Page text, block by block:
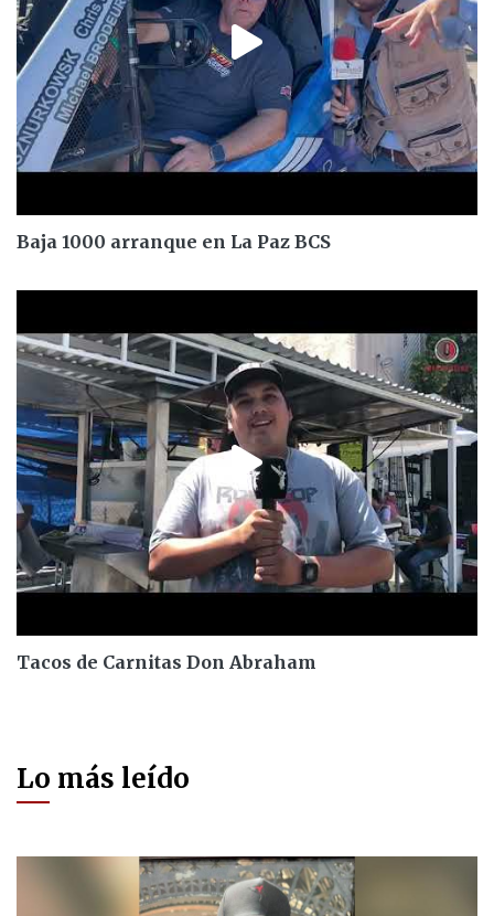
Baja 1000 arranque en La Paz BCS
Tacos de Carnitas Don Abraham
Lo más leído